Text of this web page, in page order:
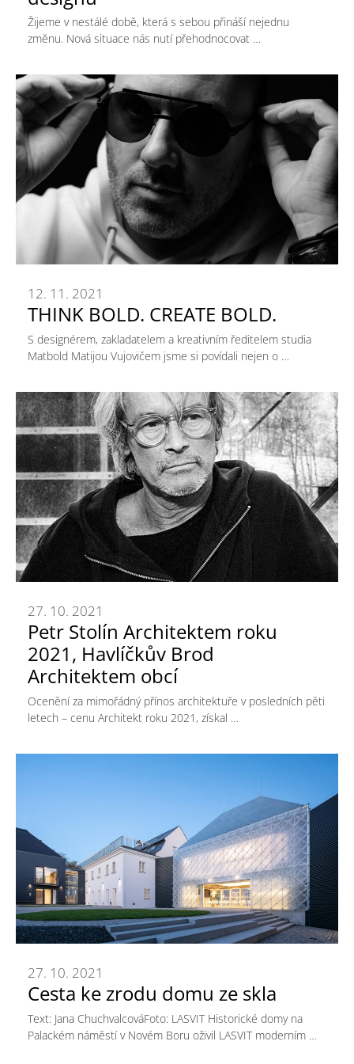
Žijeme v nestálé době, která s sebou přináší nejednu
změnu. Nová situace nás nutí přehodnocovat …
THINK BOLD. CREATE BOLD.
12. 11. 2021
S designérem, zakladatelem a kreativním ředitelem studia
Matbold Matijou Vujovičem jsme si povídali nejen o …
Petr Stolín Architektem roku
2021, Havlíčkův Brod
Architektem obcí
27. 10. 2021
Ocenění za mimořádný přínos architektuře v posledních pěti
letech – cenu Architekt roku 2021, získal …
Cesta ke zrodu domu ze skla
27. 10. 2021
Text: Jana ChuchvalcováFoto: LASVIT Historické domy na
Palackém náměstí v Novém Boru oživil LASVIT moderním …